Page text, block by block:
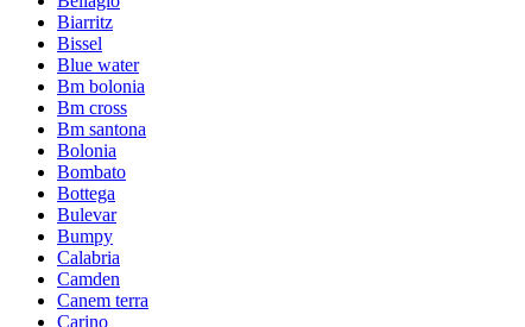
Biarritz
Bissel
Blue water
Bm bolonia
Bm cross
Bm santona
Bolonia
Bombato
Bottega
Bulevar
Bumpy
Calabria
Camden
Canem terra
Carino